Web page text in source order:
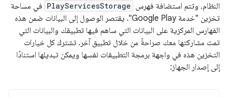
النظام، وتتم استضافة فهرس PlayServicesStorage في مساحة
تخزين "خدمة Google Play". يقتصر الوصول إلى البيانات ضمن هذه
الفهارس المركزية على البيانات التي ساهم فيها تطبيقك والبيانات التي
تمت مشاركتها معك صراحةً من خلال تطبيق آخر. تشترك كل خيارات
التخزين هذه في واجهة برمجة التطبيقات نفسها ويمكن تبديلها استنادًا
إلى إصدار الجهاز: